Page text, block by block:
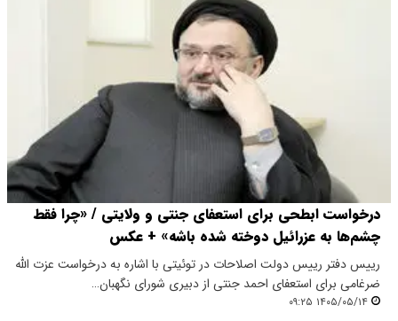
درخواست ابطحی برای استعفای جنتی و ولایتی / «چرا فقط
چشم‌ها به عزرائیل دوخته شده باشه» + عکس
رییس دفتر رییس دولت اصلاحات در توئیتی با اشاره به درخواست عزت الله
ضرغامی برای استعفای احمد جنتی از دبیری شورای نگهبان…
۱۴۰۵/۰۵/۱۴ ۰۹:۲۵